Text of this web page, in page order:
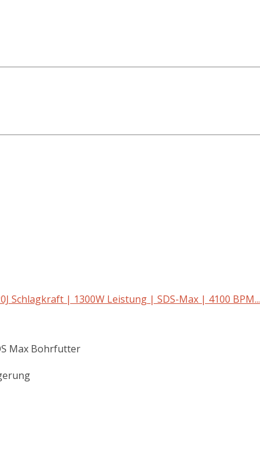
Schlagkraft | 1300W Leistung | SDS-Max | 4100 BPM...
Max Bohrfutter